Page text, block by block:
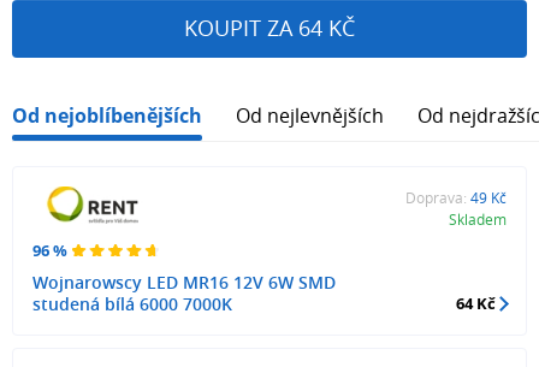
KOUPIT ZA 64 KČ
Od nejoblíbenějších Od nejlevnějších Od
96 %
Wojnarowscy LED MR16 12V 6W SMD
studená bílá 6000 7000K
Doprava: 49 Kč
Skladem
64 Kč